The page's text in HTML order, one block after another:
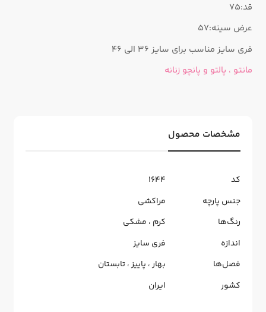
قد:۷۵
عرض سینه:۵۷
فری سایز مناسب برای سایز ۳۶ الی ۴۶
مانتو ، پالتو و پانچو زنانه
مشخصات محصول
کد
1644
جنس پارچه
مراکشی
رنگ‌ها
کرم ، مشکی
اندازه
فری سایز
فصل‌ها
بهار، پاییز،تابستان
کشور
ایران